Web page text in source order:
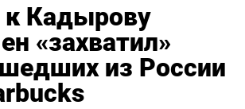
к Кадырову
«захватил»
из России